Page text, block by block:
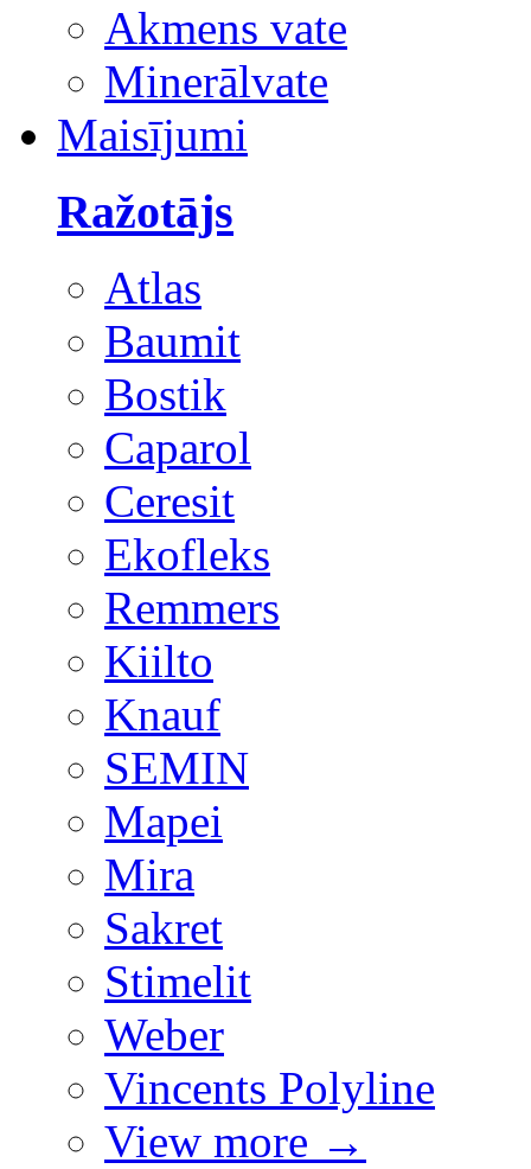
Akmens vate
Minerālvate
Maisījumi
Ražotājs
Atlas
Baumit
Bostik
Caparol
Ceresit
Ekofleks
Remmers
Kiilto
Knauf
SEMIN
Mapei
Mira
Sakret
Stimelit
Weber
Vincents Polyline
View more →